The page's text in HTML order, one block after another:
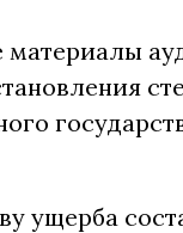
ущерба